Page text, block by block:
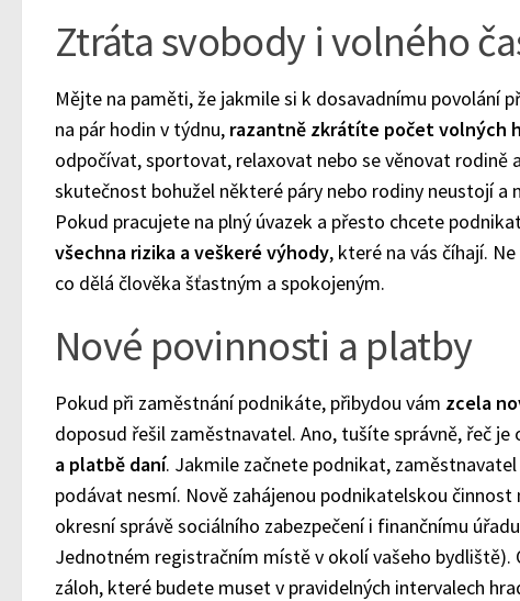
Ztráta svobody i volného
Mějte na paměti, že jakmile si k dosavadnímu povolání
na pár hodin v týdnu, razantně zkrátíte počet volných
odpočívat, sportovat, relaxovat nebo se věnovat rodině
skutečnost bohužel některé páry nebo rodiny neustojí a
Pokud pracujete na plný úvazek a přesto chcete
všechna rizika a veškeré výhody, které na vás číhají.
co dělá člověka šťastným a spokojeným.
Nové povinnosti a platby
Pokud při zaměstnání podnikáte, přibydou vám zcela
doposud řešil zaměstnavatel. Ano, tušíte správně, řeč je
a platbě daní. Jakmile začnete podnikat,
podávat nesmí. Nově zahájenou podnikatelskou činnost
okresní správě sociálního zabezpečení i finančnímu
Jednotném registračním místě v okolí vašeho bydliště).
záloh, které budete muset v pravidelných intervalech